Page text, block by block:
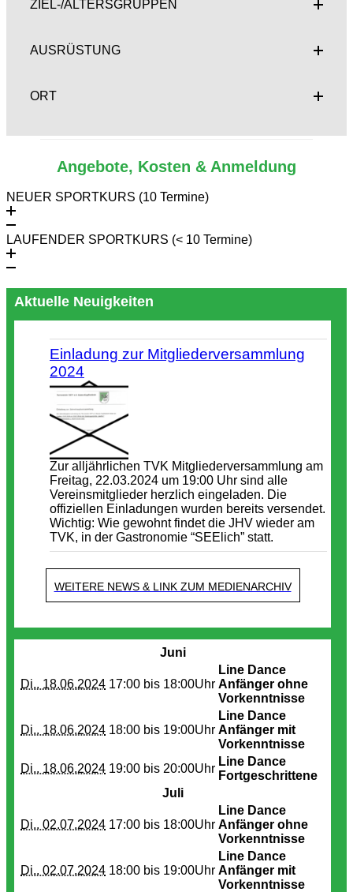
ZIEL-/ALTERSGRUPPEN
AUSRÜSTUNG
ORT
Angebote, Kosten & Anmeldung
NEUER SPORTKURS (10 Termine)
LAUFENDER SPORTKURS (< 10 Termine)
Aktuelle Neuigkeiten
Einladung zur Mitgliederversammlung
2024
Zur alljährlichen TVK Mitgliederversammlung am
Freitag, 22.03.2024 um 19:00 Uhr sind alle
Vereinsmitglieder herzlich eingeladen. Die
offiziellen Einladungen wurden bereits versendet.
Wichtig: Wie gewohnt findet die JHV wieder am
TVK, in der Gastronomie “SEElich” statt.
WEITERE NEWS & LINK ZUM MEDIENARCHIV
Juni
Di.. 18.06.2024 17:00 bis 18:00Uhr
Line Dance
Anfänger ohne
Vorkenntnisse
Di.. 18.06.2024 18:00 bis 19:00Uhr
Line Dance
Anfänger mit
Vorkenntnisse
Di.. 18.06.2024 19:00 bis 20:00Uhr
Line Dance
Fortgeschrittene
Juli
Di.. 02.07.2024 17:00 bis 18:00Uhr
Line Dance
Anfänger ohne
Vorkenntnisse
Di.. 02.07.2024 18:00 bis 19:00Uhr
Line Dance
Anfänger mit
Vorkenntnisse